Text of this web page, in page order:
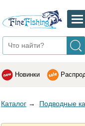
Новинки
Каталог → Подводные